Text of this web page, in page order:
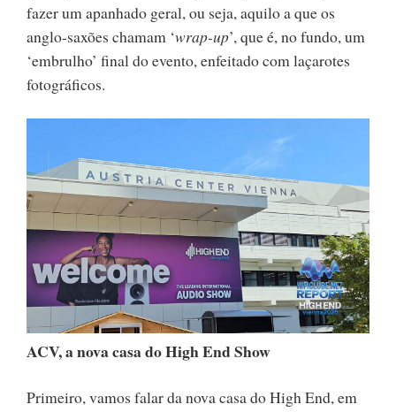
fazer um apanhado geral, ou seja, aquilo a que os
anglo-saxões chamam ‘wrap-up’, que é, no fundo, um
‘embrulho’ final do evento, enfeitado com laçarotes
fotográficos.
ACV, a nova casa do High End Show
Primeiro, vamos falar da nova casa do High End, em